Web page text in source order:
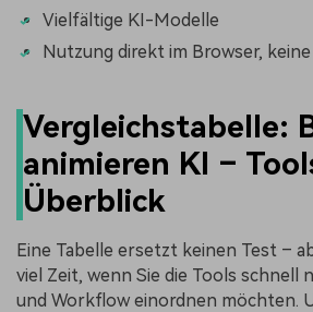
Vielfältige KI-Modelle
Nutzung direkt im Browser,
Vergleichstabelle:
animieren KI –
Überblick
Eine Tabelle ersetzt keinen Test –
viel Zeit, wenn Sie die Tools schnell
und Workflow einordnen möchten.